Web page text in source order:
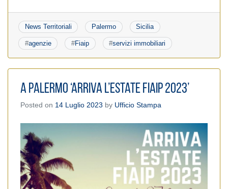
News Territoriali Palermo Sicilia
#agenzie #Fiaip #servizi immobiliari
A Palermo ‘Arriva l’Estate Fiaip 2023’
Posted on 14 Luglio 2023 by Ufficio Stampa